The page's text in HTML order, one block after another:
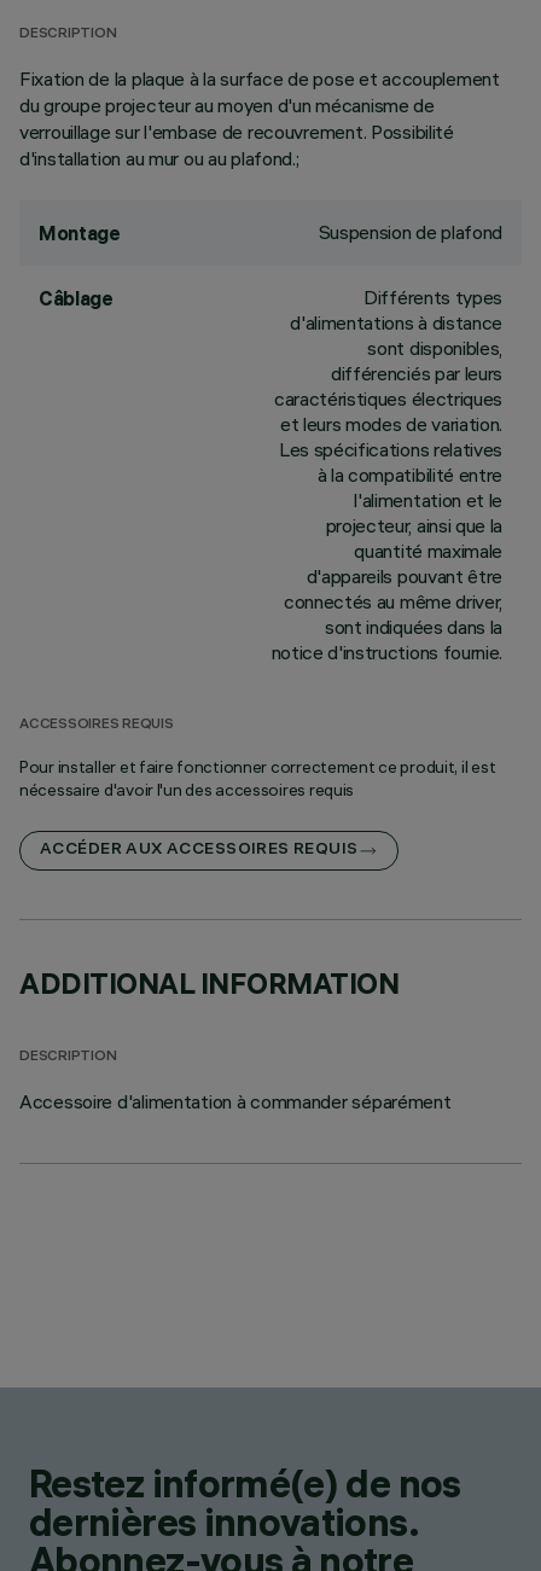
DESCRIPTION
Fixation de la plaque à la surface de pose et accouplement
du groupe projecteur au moyen d'un mécanisme de
verrouillage sur l'embase de recouvrement. Possibilité
d'installation au mur ou au plafond.;
Montage Suspension de plafond
Câblage
Différents types
d'alimentations à distance
sont disponibles,
différenciés par leurs
caractéristiques électriques
et leurs modes de variation.
Les spécifications relatives
à la compatibilité entre
l'alimentation et le
projecteur, ainsi que la
quantité maximale
d'appareils pouvant être
connectés au même driver,
sont indiquées dans la
notice d'instructions fournie.
ACCESSOIRES REQUIS
Pour installer et faire fonctionner correctement ce produit, il est
nécessaire d'avoir l'un des accessoires requis
ACCÉDER AUX ACCESSOIRES REQUIS
ADDITIONAL INFORMATION
DESCRIPTION
Accessoire d'alimentation à commander séparément
Restez informé(e) de nos
dernières innovations.
Abonnez-vous à notre